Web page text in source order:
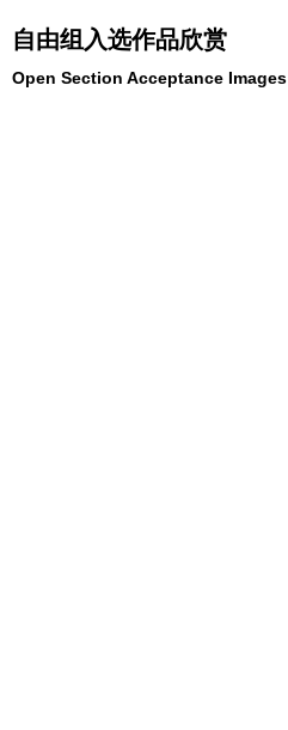
自由组入选作品欣赏
Open Section Acceptance Images